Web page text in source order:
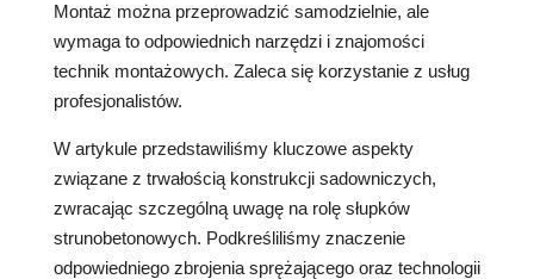
Montaż można przeprowadzić samodzielnie, ale
wymaga to odpowiednich narzędzi i znajomości
technik montażowych. Zaleca się korzystanie z usług
profesjonalistów.
W artykule przedstawiliśmy kluczowe aspekty
związane z trwałością konstrukcji sadowniczych,
zwracając szczególną uwagę na rolę słupków
strunobetonowych. Podkreśliliśmy znaczenie
odpowiedniego zbrojenia sprężającego oraz technologii